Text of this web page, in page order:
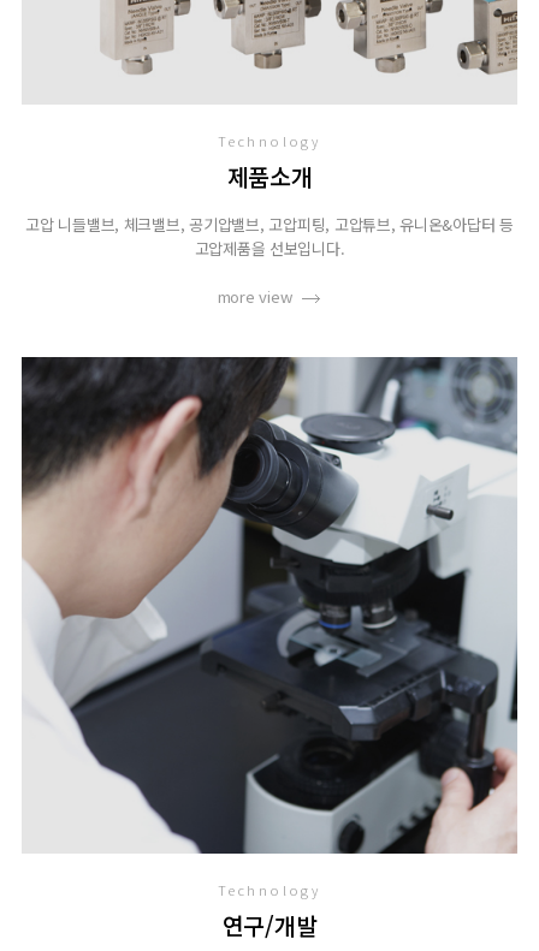
Technology
제품소개
고압 니들밸브, 체크밸브, 공기압밸브, 고압피팅, 고압튜브, 유니온&아답터 등
고압제품을 선보입니다.
more view
Technology
연구/개발